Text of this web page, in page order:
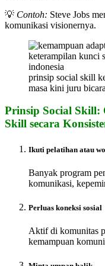
💡 Contoh: Steve Jobs
komunikasi visionernya.
prinsip social skill
masa kini juru
Prinsip Social Skill:
Skill secara
Ikuti pelatihan atau
Banyak program
komunikasi,
Perluas koneksi sosial
Aktif di komunitas
kemampuan